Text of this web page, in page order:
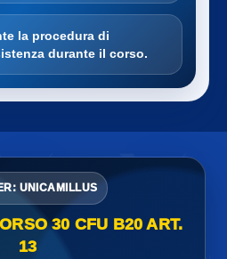
la procedura di
durante il corso.
UNICAMILLUS
30 CFU B20 ART.
13